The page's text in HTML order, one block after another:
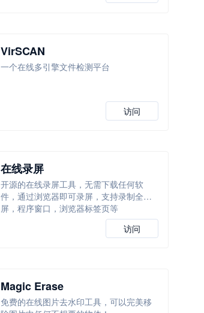
VirSCAN
一个在线多引擎文件检测平台
访问
在线录屏
开源的在线录屏工具，无需下载任何软
件，通过浏览器即可录屏，支持录制全
屏，程序窗口，浏览器标签页等
访问
Magic Erase
免费的在线图片去水印工具，可以完美移